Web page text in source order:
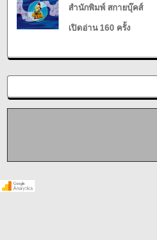
สำนักพิมพ์ สกายบุ๊คส์
เปิดอ่าน 160 ครั้ง